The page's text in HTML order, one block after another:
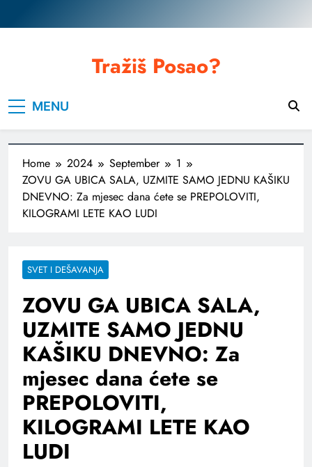
to
Tražiš Posao?
MENU
Home 2024 September
1
ZOVU GA UBICA SALA, UZMITE SAMO JEDNU KAŠIKU
DNEVNO: Za mjesec dana ćete se PREPOLOVITI,
KILOGRAMI LETE KAO LUDI
SVET I DEŠAVANJA
ZOVU GA UBICA SALA,
UZMITE SAMO JEDNU
KAŠIKU DNEVNO: Za
mjesec dana ćete se
PREPOLOVITI,
KILOGRAMI LETE KAO
LUDI